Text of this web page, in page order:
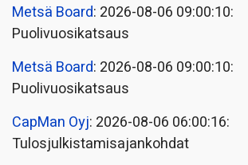
Metsä Board: 2026-08-06 09:00:10:
Puolivuosikatsaus
Metsä Board: 2026-08-06 09:00:10:
Puolivuosikatsaus
CapMan Oyj: 2026-08-06 06:00:16:
Tulosjulkistamisajankohdat